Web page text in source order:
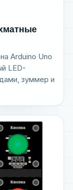
Arduino Uno
LED-
зуммер и